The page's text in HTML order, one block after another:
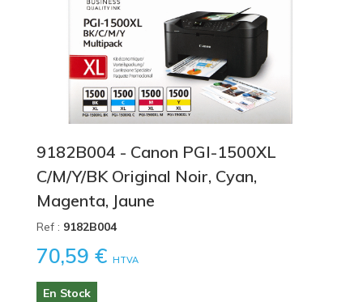
9182B004 - Canon PGI-1500XL
C/M/Y/BK Original Noir, Cyan,
Magenta, Jaune
Ref : 9182B004
70,59 € HTVA
En Stock